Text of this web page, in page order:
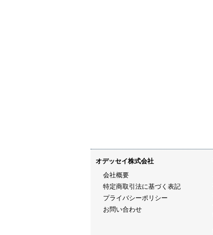
オデッセイ株式会社
会社概要
特定商取引法に基づく表記
プライバシーポリシー
お問い合わせ